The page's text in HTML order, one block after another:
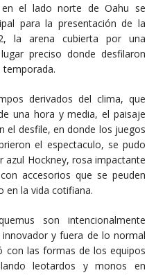
el lado norte de Oahu se
para la presentación de la
la arena cubierta por una
preciso donde desfilaron
temporada.
derivados del clima, que
una hora y media, el paisaje
el desfile, en donde los juegos
el espectaculo, se pudo
Hockney, rosa impactante
accesorios que se peuden
en la vida cotifiana.
son intencionalmente
y fuera de lo normal
con las formas de los equipos
leotardos y monos en